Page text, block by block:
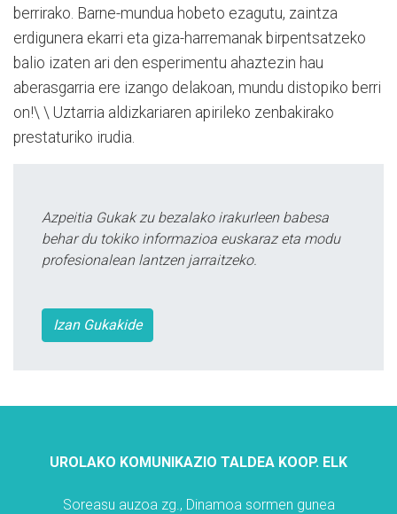
berrirako. Barne-mundua hobeto ezagutu, zaintza
erdigunera ekarri eta giza-harremanak birpentsatzeko
balio izaten ari den esperimentu ahaztezin hau
aberasgarria ere izango delakoan, mundu distopiko berri
on!\ \ Uztarria aldizkariaren apirileko zenbakirako
prestaturiko irudia.
Azpeitia Gukak zu bezalako irakurleen babesa
behar du tokiko informazioa euskaraz eta modu
profesionalean lantzen jarraitzeko.
Izan Gukakide
UROLAKO KOMUNIKAZIO TALDEA KOOP. ELK
Soreasu auzoa zg., Dinamoa sormen gunea